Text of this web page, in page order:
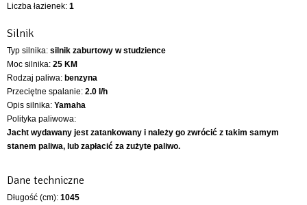
Liczba łazienek: 1
Silnik
Typ silnika: silnik zaburtowy w studzience
Moc silnika: 25 KM
Rodzaj paliwa: benzyna
Przeciętne spalanie: 2.0 l/h
Opis silnika: Yamaha
Polityka paliwowa:
Jacht wydawany jest zatankowany i należy go zwrócić z takim samym
stanem paliwa, lub zapłacić za zużyte paliwo.
Dane techniczne
Długość (cm): 1045